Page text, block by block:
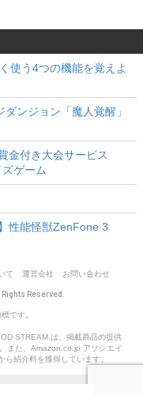
使う4つの機能を覚えよ
ンジョン「魔人覚醒」
金付き大会サービス
ズゲーム
性能怪獣ZenFone 3
て 運営会社 お問い合わせ
Reserved.
です。
STREAM は、掲載商品の提供
また、Amazon.co.jp アソシエイ
紹介料を獲得しています。